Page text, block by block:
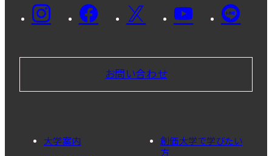
お問い合わせ
大学案内
創価大学で学びたい
方